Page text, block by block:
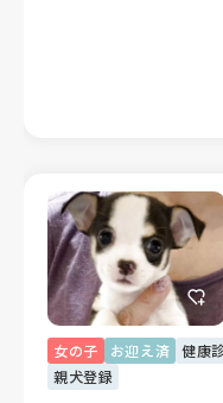
女の子
お迎え済 健康
親犬登録